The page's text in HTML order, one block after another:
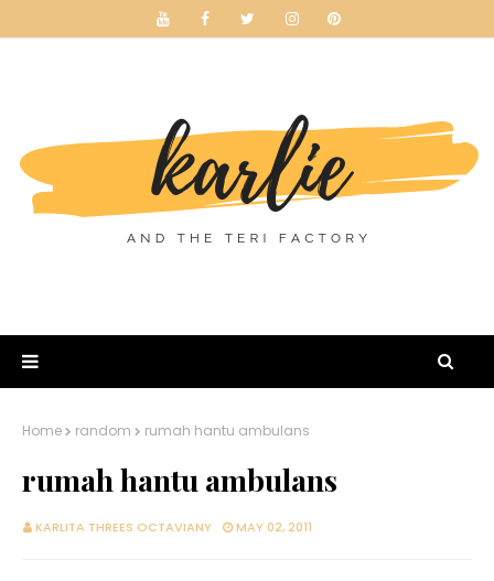
Home random rumah hantu ambulans
rumah hantu ambulans
KARLITA THREES OCTAVIANY MAY 02, 2011